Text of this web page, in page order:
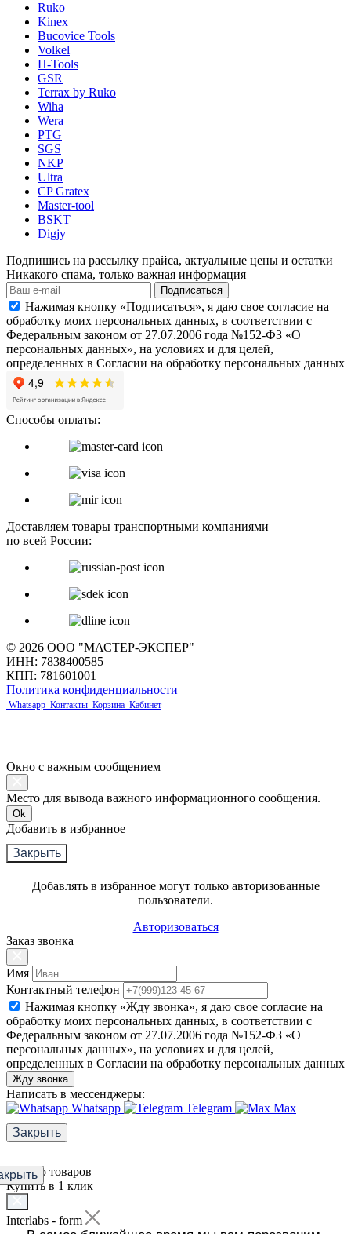
Ruko
Kinex
Bucovice Tools
Volkel
H-Tools
GSR
Terrax by Ruko
Wiha
Wera
PTG
SGS
NKP
Ultra
CP Gratex
Master-tool
BSKT
Digjy
Подпишись на рассылку прайса, актуальные цены и остатки
Никакого спама, только важная информация
Подписаться
Нажимая кнопку «Подписаться», я даю свое согласие на
обработку моих персональных данных, в соответствии с
Федеральным законом от 27.07.2006 года №152-ФЗ «О
персональных данных», на условиях и для целей,
определенных в Согласии на обработку персональных данных
Способы оплаты:
Доставляем товары транспортными компаниями
по всей России:
© 2026 ООО "МАСТЕР-ЭКСПЕР"
ИНН: 7838400585
КПП: 781601001
Политика конфиденциальности
Whatsapp Контакты Корзина Кабинет
Окно с важным сообщением
Место для вывода важного информационного сообщения.
Ok
Добавить в избранное
Закрыть
Добавлять в избранное могут только авторизованные
пользователи.
Авторизоваться
Заказ звонка
Имя
Контактный телефон
Нажимая кнопку «Жду звонка», я даю свое согласие на
обработку моих персональных данных, в соответствии с
Федеральным законом от 27.07.2006 года №152-ФЗ «О
персональных данных», на условиях и для целей,
определенных в Согласии на обработку персональных данных
Жду звонка
Написать в мессенджеры:
Whatsapp
Telegram
Max
Закрыть
Фильтр товаров
Купить в 1 клик
Interlabs - form